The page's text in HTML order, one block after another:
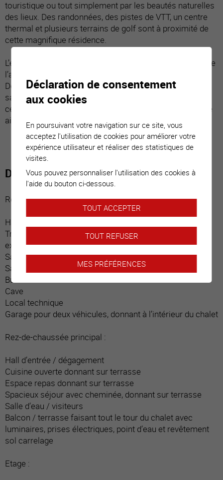
touristique ou tout simplement par les beautés naturelles
des lieux. Des randonnées, des pistes de VTT, un centre
thermal et plusieurs terrains de golf sont à proximité de
cette magnifique résidence.
L’ensoleillement de ce chalet est généreux tout au long de
l’année. Il propose également une vue sur le Cervin et la
Dent Blanche. Son accès est aisé durant toutes les
saisons. De conception écologique avec géothermie,
cette habitation propose des matériaux hauts de gamme
ainsi qu’un grand confort.
Distribution du bien
Rez-de-chaussée inférieur :
Hall d’entrée / dégagement
Trois chambres avec armoires encastrées, donnant sur
extérieur
Salle d’eau / bain / paroi douche
Salle d’eau / douche italienne
Buanderie
Cave
Local technique
Garage pour deux véhicules, donnant à l’intérieur du chalet
Rez-de-chaussée principal :
Hall d’entrée / dégagement
Cuisine ouverte donnant sur terrasse
Espace repas donnant sur terrasse
Spacieux séjour avec cheminée, donnant sur terrasse
Salle d’eau / visiteurs
Balcon / terrasse faisant tout le tour du chalet avec
luminaires, prises électriques, point d’eau et revêtement
sol carrelage
Etage :
Déclaration de consentement
aux cookies
En poursuivant votre navigation sur ce site, vous
acceptez l'utilisation de cookies pour améliorer votre
expérience utilisateur et réaliser des statistiques de
visites.
Vous pouvez personnaliser l'utilisation des cookies à
l'aide du bouton ci-dessous.
TOUT ACCEPTER
TOUT REFUSER
MES PRÉFÉRENCES